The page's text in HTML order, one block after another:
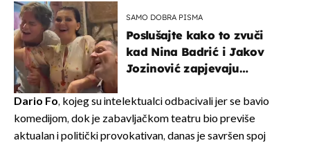
SAMO DOBRA PISMA
Poslušajte kako to zvuči
kad Nina Badrić i Jakov
Jozinović zapjevaju
Dario Fo, kojeg su intelektualci odbacivali jer se bavio
komedijom, dok je zabavljačkom teatru bio previše
aktualan i politički provokativan, danas je savršen spoj